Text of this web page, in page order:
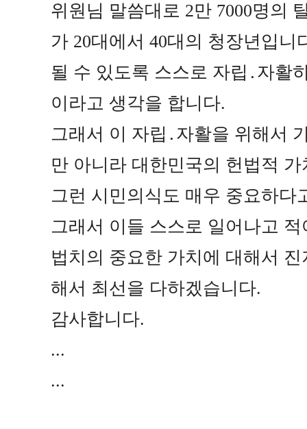
위원님 말씀대로 2만 7000명의
가 20대에서 40대의 청장년입니
될 수 있도록 스스로 자립 ․ 자활
이라고 생각을 합니다.
그래서 이 자립 ․ 자활을 위해서
만 아니라 대한민국의 헌법적 가
그런 시민의식도 매우 중요하다
그래서 이들 스스로 일어나고
법치의 중요한 가치에 대해서
해서 최선을 다하겠습니다.
감사합니다.
...
...